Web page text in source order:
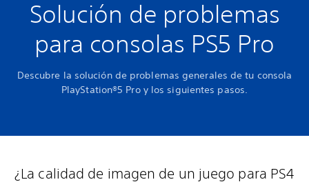
Solución de problemas
para consolas PS5 Pro
Descubre la solución de problemas generales de tu consola
PlayStation®5 Pro y los siguientes pasos.
¿La calidad de imagen de un juego para PS4